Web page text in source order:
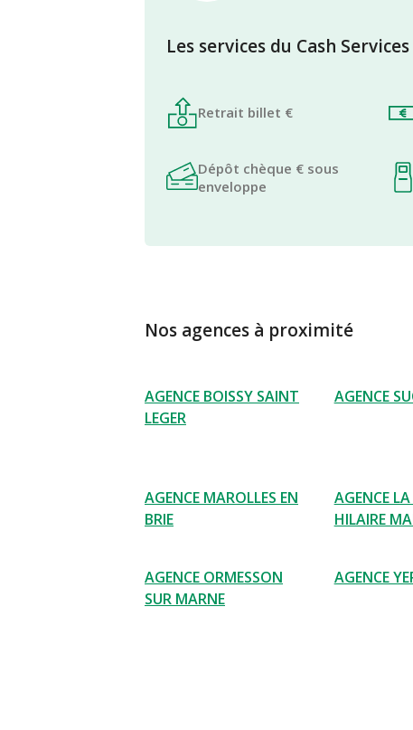
Les services du Cash Services
Retrait billet €
Dépôt chèque € sous
enveloppe
Nos agences à proximité
AGENCE BOISSY SAINT
LEGER
AGENCE
AGENCE MAROLLES EN
BRIE
AGENCE
HILAIRE
AGENCE ORMESSON
SUR MARNE
AGENCE